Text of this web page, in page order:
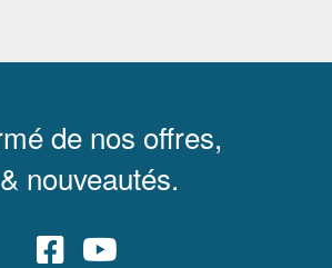
de nos offres,
nouveautés.